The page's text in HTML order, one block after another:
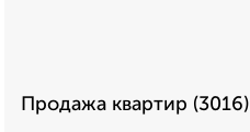
Продажа квартир (3016)